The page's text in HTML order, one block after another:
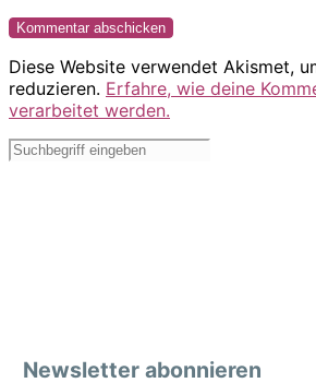
Diese Website verwendet Akismet,
reduzieren. Erfahre, wie deine
verarbeitet werden.
Newsletter abonnieren